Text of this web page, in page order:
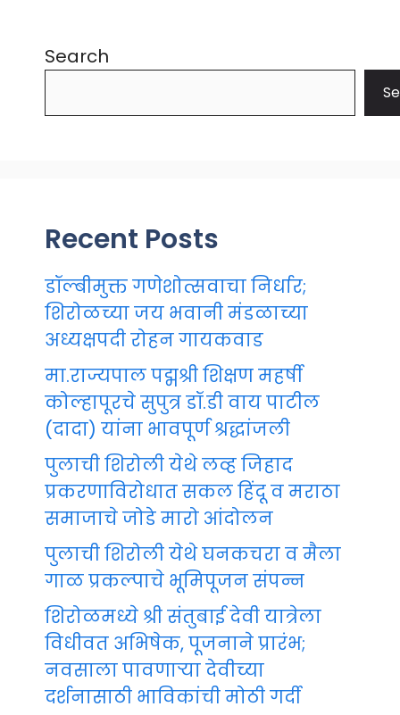
Search
Recent Posts
डॉल्बीमुक्त गणेशोत्सवाचा निर्धार;
शिरोळच्या जय भवानी मंडळाच्या
अध्यक्षपदी रोहन गायकवाड
मा.राज्यपाल पद्मश्री शिक्षण महर्षी
कोल्हापूरचे सुपुत्र डॉ.डी वाय पाटील
(दादा) यांना भावपूर्ण श्रद्धांजली
पुलाची शिरोली येथे लव्ह जिहाद
प्रकरणाविरोधात सकल हिंदू व मराठा
समाजाचे जोडे मारो आंदोलन
पुलाची शिरोली येथे घनकचरा व मैला
गाळ प्रकल्पाचे भूमिपूजन संपन्न
शिरोळमध्ये श्री संतुबाई देवी यात्रेला
विधीवत अभिषेक, पूजनाने प्रारंभ;
नवसाला पावणाऱ्या देवीच्या
दर्शनासाठी भाविकांची मोठी गर्दी